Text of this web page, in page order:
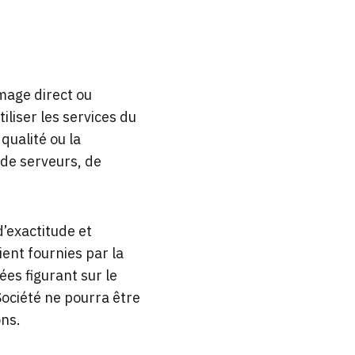
direct ou
les services du
ou la
serveurs, de
et
fournies par la
figurant sur le
ne pourra être